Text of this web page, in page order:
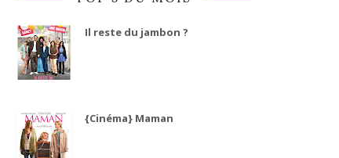
Il reste du jambon ?
{Cinéma} Maman